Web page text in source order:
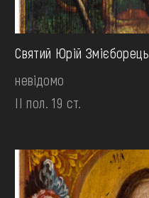
Святий Юрій Змієборець
невідомо
II пол. 19 ст.